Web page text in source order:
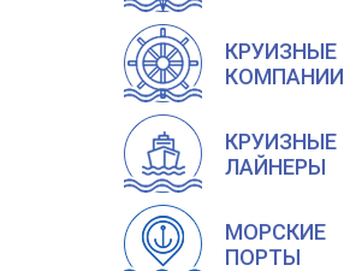
КРУИЗНЫЕ
КОМПАНИИ
КРУИЗНЫЕ
ЛАЙНЕРЫ
МОРСКИЕ
ПОРТЫ